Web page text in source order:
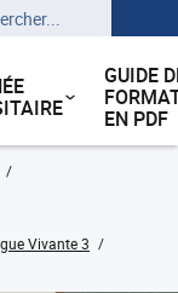
GUIDE
EN PDF
Vivante 3